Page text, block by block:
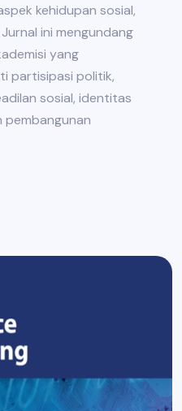
kehidupan sosial,
ini mengundang
yang
partisipasi politik,
sosial, identitas
pembangunan